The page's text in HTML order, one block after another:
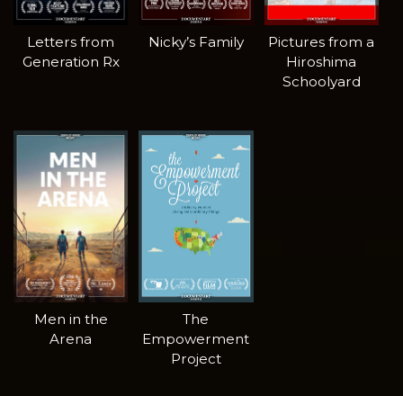
Letters from
Generation Rx
Nicky’s Family
Pictures from a
Hiroshima
Schoolyard
Men in the
Arena
The
Empowerment
Project